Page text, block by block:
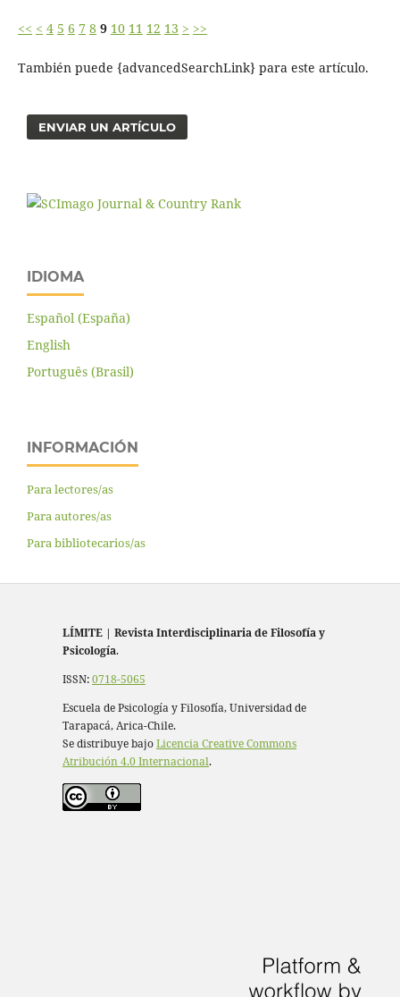
<< < 4 5 6 7 8 9 10 11 12 13 > >>
También puede {advancedSearchLink} para este artículo.
ENVIAR UN ARTÍCULO
IDIOMA
Español (España)
English
Português (Brasil)
INFORMACIÓN
Para lectores/as
Para autores/as
Para bibliotecarios/as
LÍMITE | Revista Interdisciplinaria de Filosofía y
Psicología.
ISSN:0718-5065
Escuela de Psicología y Filosofía, Universidad de
Tarapacá, Arica-Chile.
Se distribuye bajoLicencia Creative Commons
Atribución 4.0 Internacional.